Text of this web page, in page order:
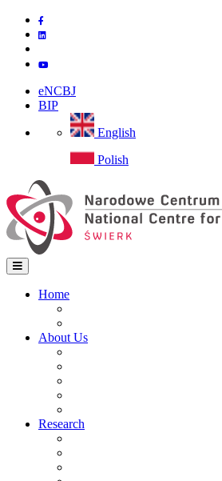
Skip
main
content
eNCBJ
BIP
English
Polish
navigation
Home
About Us
Research